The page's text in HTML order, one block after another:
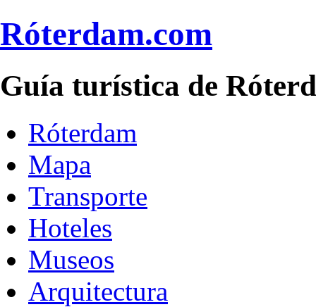
Róterdam.com
Guía turística de
Róterdam
Mapa
Transporte
Hoteles
Museos
Arquitectura